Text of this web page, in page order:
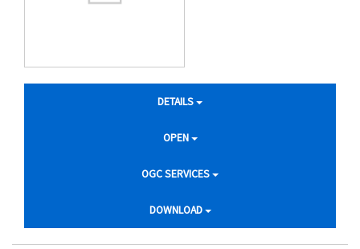
DETAILS
OPEN
OGC SERVICES
DOWNLOAD